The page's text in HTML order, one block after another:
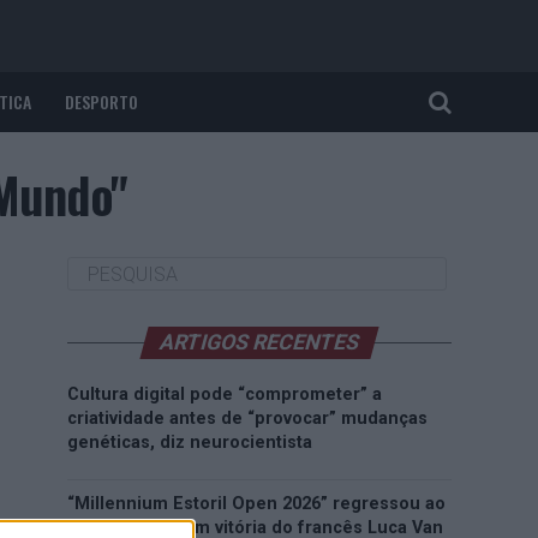
DESPORTO
ARTIGOS RECENTES
Cultura digital pode “comprometer” a
criatividade antes de “provocar” mudanças
genéticas, diz neurocientista
“Millennium Estoril Open 2026” regressou ao
circuito ATP com vitória do francês Luca Van